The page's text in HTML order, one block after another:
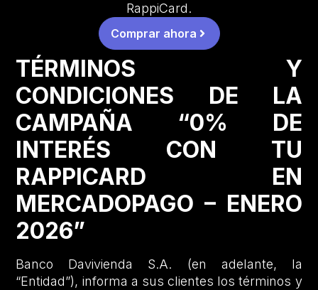
RappiCard.
Comprar ahora
TÉRMINOS Y
CONDICIONES DE LA
CAMPAÑA “0% DE
INTERÉS CON TU
RAPPICARD EN
MERCADOPAGO – ENERO
2026”
Banco Davivienda S.A. (en adelante, la
“Entidad”), informa a sus clientes los términos y